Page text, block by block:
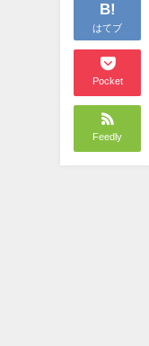
B!
はてブ
Pocket
Feedly